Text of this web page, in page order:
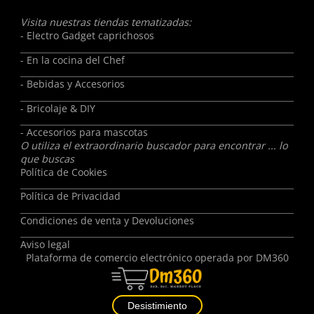
Visita nuestras tiendas tematizadas:
- Electro Gadget caprichosos
- En la cocina del Chef
- Bebidas y Accesorios
- Bricolaje & DIY
- Accesorios para mascotas
O utiliza el extraordinario buscador para encontrar ... lo
que buscas
Política de Cookies
Política de Privacidad
Condiciones de venta y Devoluciones
Aviso legal
Plataforma de comercio electrónico operada por DM360
Desistimiento